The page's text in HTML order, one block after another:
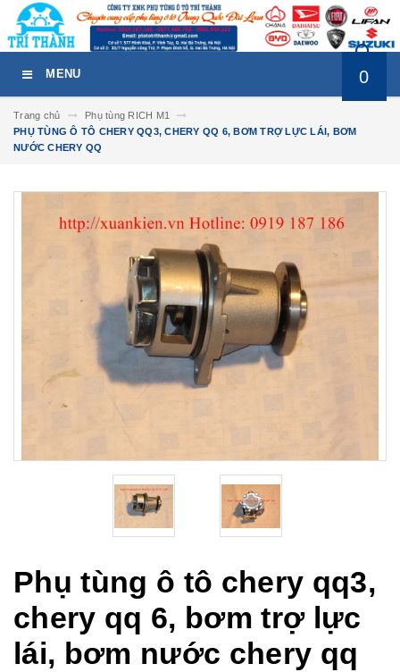
MENU 0
Trang chủ
Phụ tùng RICH M1
PHỤ TÙNG Ô TÔ CHERY QQ3, CHERY QQ 6, BƠM TRỢ LỰC LÁI, BƠM
NƯỚC CHERY QQ
Phụ tùng ô tô chery qq3,
chery qq 6, bơm trợ lực
lái, bơm nước chery qq